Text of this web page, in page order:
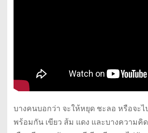
บางคนบอกว่า จะให้หยุด ชะลอ หรือจะ
พร้อมกัน เขียว ส้ม แดง และบางความคิ